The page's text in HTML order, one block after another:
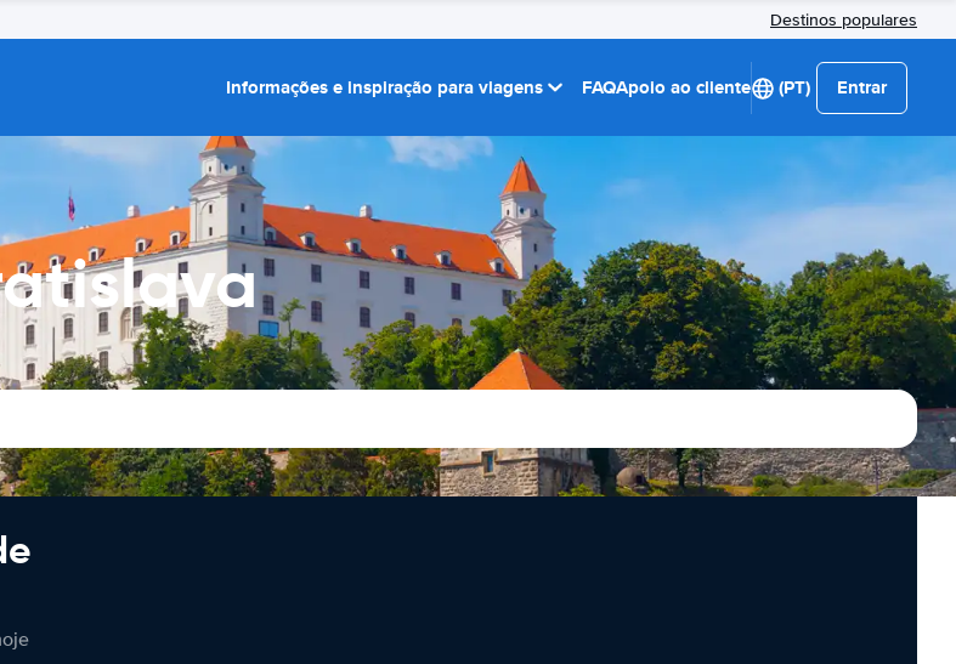
Destinos populares
Informações e inspiração para viagens FAQApoio ao cliente (PT) Entrar